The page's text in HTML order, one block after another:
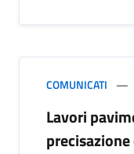
COMUNICATI
Lavori